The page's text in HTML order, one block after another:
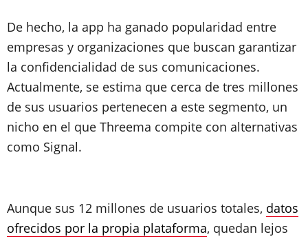
De hecho, la app ha ganado popularidad entre
empresas y organizaciones que buscan garantizar
la confidencialidad de sus comunicaciones.
Actualmente, se estima que cerca de tres millones
de sus usuarios pertenecen a este segmento, un
nicho en el que Threema compite con alternativas
como Signal.
Aunque sus 12 millones de usuarios totales, datos
ofrecidos por la propia plataforma, quedan lejos